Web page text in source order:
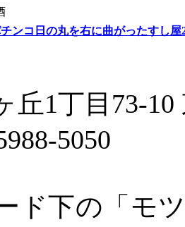
ンコ日の丸を右に曲がったすし
丘1丁目73-
5050
ド下の「モ